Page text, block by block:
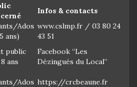
Infos & contacts
Ados
ans)
www.cslmp.fr / 03 80 24
43 51
public
ans
Facebook “Les
Dézingués du Local”
Ados https://crcbeaune.fr